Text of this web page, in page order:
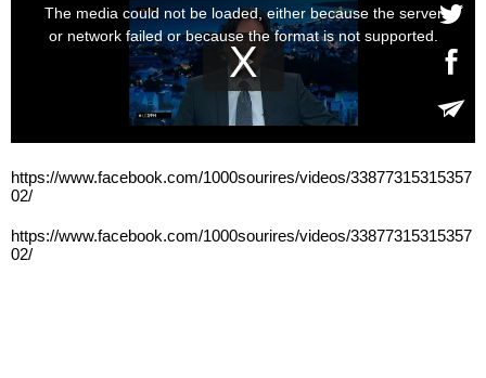
https://www.facebook.com/1000sourires/videos/33877315315357
02/
https://www.facebook.com/1000sourires/videos/33877315315357
02/